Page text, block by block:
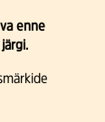
enne